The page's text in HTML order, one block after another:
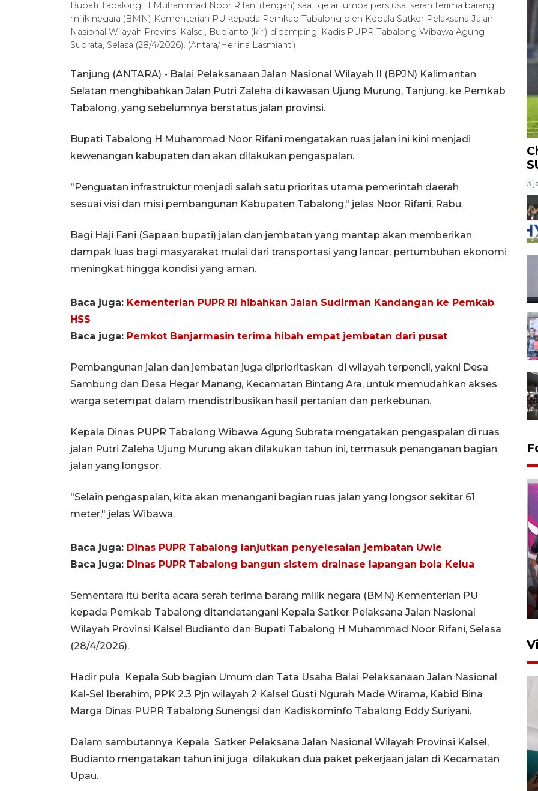
Bupati Tabalong H Muhammad Noor Rifani (tengah) saat gelar jumpa pers usai serah terima barang
milik negara (BMN) Kementerian PU kepada Pemkab Tabalong oleh Kepala Satker Pelaksana Jalan
Nasional Wilayah Provinsi Kalsel, Budianto (kiri) didampingi Kadis PUPR Tabalong Wibawa Agung
Subrata, Selasa (28/4/2026). (Antara/Herlina Lasmianti)
Tanjung (ANTARA) - Balai Pelaksanaan Jalan Nasional Wilayah II (BPJN) Kalimantan
Selatan menghibahkan Jalan Putri Zaleha di kawasan Ujung Murung, Tanjung, ke Pemkab
Tabalong, yang sebelumnya berstatus jalan provinsi.
Bupati Tabalong H Muhammad Noor Rifani mengatakan ruas jalan ini kini menjadi
kewenangan kabupaten dan akan dilakukan pengaspalan.
"Penguatan infrastruktur menjadi salah satu prioritas utama pemerintah daerah
sesuai visi dan misi pembangunan Kabupaten Tabalong," jelas Noor Rifani, Rabu.
Bagi Haji Fani (Sapaan bupati) jalan dan jembatan yang mantap akan memberikan
dampak luas bagi masyarakat mulai dari transportasi yang lancar, pertumbuhan ekonomi
meningkat hingga kondisi yang aman.
Baca juga: Kementerian PUPR RI hibahkan Jalan Sudirman Kandangan ke Pemkab
HSS
Baca juga: Pemkot Banjarmasin terima hibah empat jembatan dari pusat
Pembangunan jalan dan jembatan juga diprioritaskan di wilayah terpencil, yakni Desa
Sambung dan Desa Hegar Manang, Kecamatan Bintang Ara, untuk memudahkan akses
warga setempat dalam mendistribusikan hasil pertanian dan perkebunan.
Kepala Dinas PUPR Tabalong Wibawa Agung Subrata mengatakan pengaspalan di ruas
jalan Putri Zaleha Ujung Murung akan dilakukan tahun ini, termasuk penanganan bagian
jalan yang longsor.
"Selain pengaspalan, kita akan menangani bagian ruas jalan yang longsor sekitar 61
meter," jelas Wibawa.
Baca juga: Dinas PUPR Tabalong lanjutkan penyelesaian jembatan Uwie
Baca juga: Dinas PUPR Tabalong bangun sistem drainase lapangan bola Kelua
Sementara itu berita acara serah terima barang milik negara (BMN) Kementerian PU
kepada Pemkab Tabalong ditandatangani Kepala Satker Pelaksana Jalan Nasional
Wilayah Provinsi Kalsel Budianto dan Bupati Tabalong H Muhammad Noor Rifani, Selasa
(28/4/2026).
Hadir pula Kepala Sub bagian Umum dan Tata Usaha Balai Pelaksanaan Jalan Nasional
Kal-Sel Iberahim, PPK 2.3 Pjn wilayah 2 Kalsel Gusti Ngurah Made Wirama, Kabid Bina
Marga Dinas PUPR Tabalong Sunengsi dan Kadiskominfo Tabalong Eddy Suriyani.
Dalam sambutannya Kepala Satker Pelaksana Jalan Nasional Wilayah Provinsi Kalsel,
Budianto mengatakan tahun ini juga dilakukan dua paket pekerjaan jalan di Kecamatan
Upau.
3
Ketua DPRD Syahrial hadiri
pembukaan Turnamen Sepak
Bola Usia Dini
23 Juli 2026 21:36
Feature - Kalsel Merangkul
Anak Putus Sekolah Lewat